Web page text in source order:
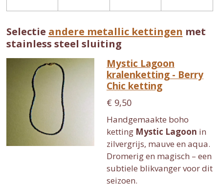
Selectie andere metallic kettingen met
stainless steel sluiting
Mystic Lagoon
kralenketting - Berry
Chic ketting
€ 9,50
Handgemaakte boho
ketting Mystic Lagoon in
zilvergrijs, mauve en aqua.
Dromerig en magisch – een
subtiele blikvanger voor dit
seizoen.